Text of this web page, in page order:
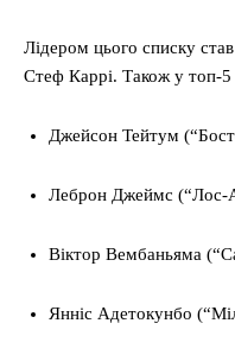
Лідером цього списку
Стеф Каррі. Також у топ-5
Джейсон Тейтум
Леброн Джеймс (“Лос-
Віктор Вембаньяма
Янніс Адетокунбо